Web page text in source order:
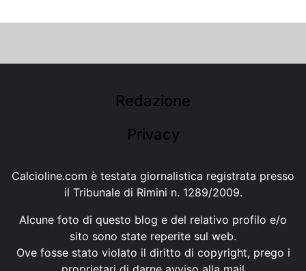
Redazione
Privacy
Calcioline.com è testata giornalistica registrata presso
il Tribunale di Rimini n. 1289/2009.
Alcune foto di questo blog e del relativo profilo e/o
sito sono state reperite sul web.
Ove fosse stato violato il diritto di copyright, prego i